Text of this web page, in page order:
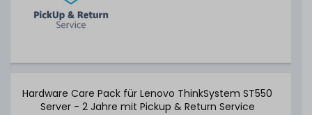
Hardware Care Pack für Lenovo ThinkSystem ST550
Server - 2 Jahre mit Pickup & Return Service